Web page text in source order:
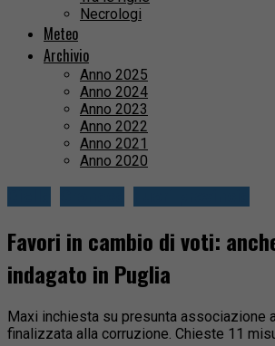
Necrologi
Meteo
Archivio
Anno 2025
Anno 2024
Anno 2023
Anno 2022
Anno 2021
Anno 2020
Favori in cambio di voti:
indagato in Puglia
Maxi inchiesta su presunta associazione
finalizzata alla corruzione. Chieste 11